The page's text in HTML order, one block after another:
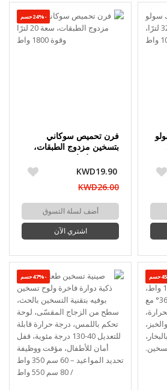
-24%حسم
فرن تحميص سوكاني
بتسخين مزدوج الطبقات،
واط
KWD19.90
KWD26.00
أضف لسلة التسوق
اشتري الآن
-47%حسم